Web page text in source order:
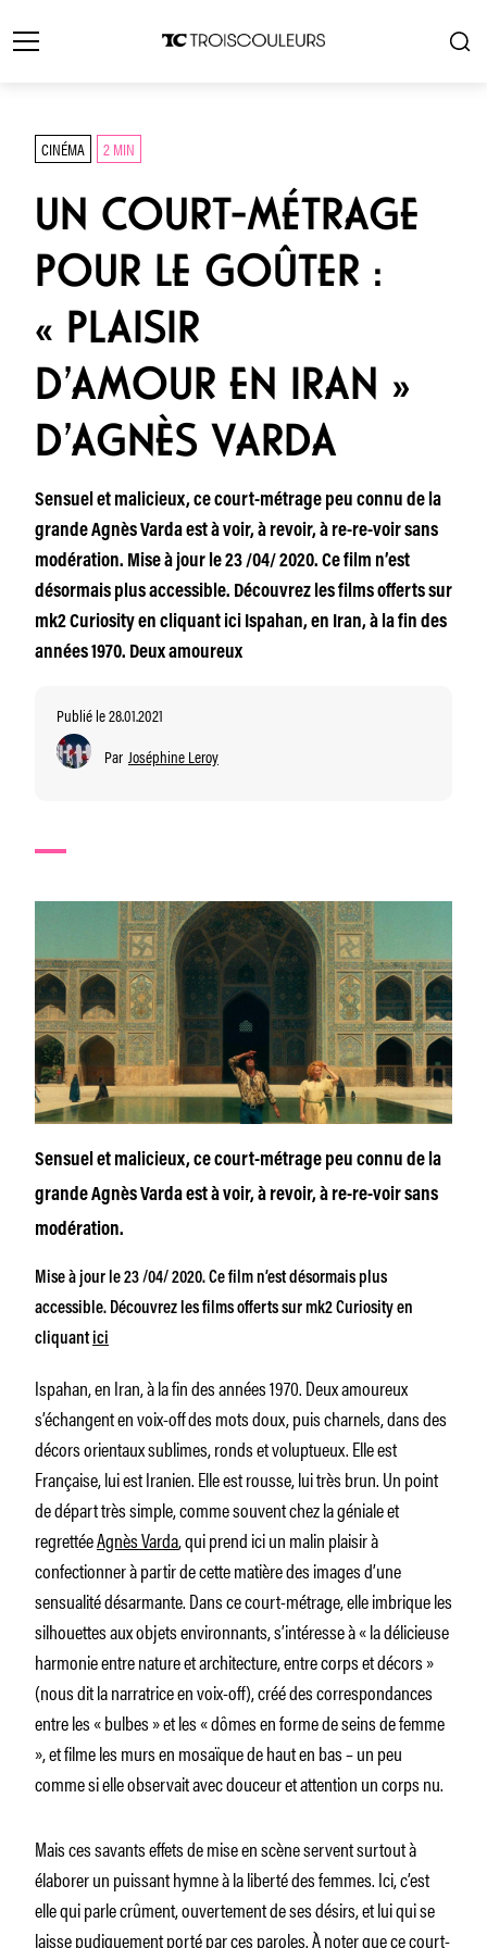
CINÉMA 2 MIN
UN COURT-MÉTRAGE
POUR LE GOÛTER :
« PLAISIR
D’AMOUR EN IRAN »
D’AGNÈS VARDA
Sensuel et malicieux, ce court-métrage peu connu de la
grande Agnès Varda est à voir, à revoir, à re-re-voir sans
modération. Mise à jour le 23 /04/ 2020. Ce film n’est
désormais plus accessible. Découvrez les films offerts sur
mk2 Curiosity en cliquant ici Ispahan, en Iran, à la fin des
années 1970. Deux amoureux
Publié le 28.01.2021
Par Joséphine Leroy
Sensuel et malicieux, ce court-métrage peu connu de la
grande Agnès Varda est à voir, à revoir, à re-re-voir sans
modération.
Mise à jour le 23 /04/ 2020. Ce film n’est désormais plus
accessible. Découvrez les films offerts sur mk2 Curiosity en
cliquantici
Ispahan, en Iran, à la fin des années 1970. Deux amoureux
s’échangent en voix-off des mots doux, puis charnels, dans des
décors orientaux sublimes, ronds et voluptueux. Elle est
Française, lui est Iranien. Elle est rousse, lui très brun. Un point
de départ très simple, comme souvent chez la géniale et
regrettéeAgnès Varda, qui prend ici un malin plaisir à
confectionner à partir de cette matière des images d’une
sensualité désarmante. Dans ce court-métrage, elle imbrique les
silhouettes aux objets environnants, s’intéresse à «la délicieuse
harmonie entre nature et architecture, entre corps et décors»
(nous dit la narratrice en voix-off), créé des correspondances
entre les «bulbes» et les «dômes en forme de seins de femme
», et filme les murs en mosaïque de haut en bas – un peu
comme si elle observait avec douceur et attention un corps nu.
Mais ces savants effets de mise en scène servent surtout à
élaborer un puissant hymne à la liberté des femmes. Ici, c’est
elle qui parle crûment, ouvertement de ses désirs, et lui qui se
laisse pudiquement porté par ces paroles. À noter que ce court-